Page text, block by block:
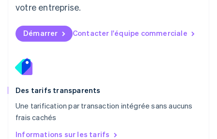
votre entreprise.
Démarrer Contacter l'équipe commerciale
Des tarifs transparents
Une tarification par transaction intégrée sans aucuns
frais cachés
Informations sur les tarifs
EspañolEnglish
English
Nouvelle-Zélande
Pays-Bas
Nederlands
English
PortuguêsEnglish
R.A.S. de Hong Kong, Chine
English